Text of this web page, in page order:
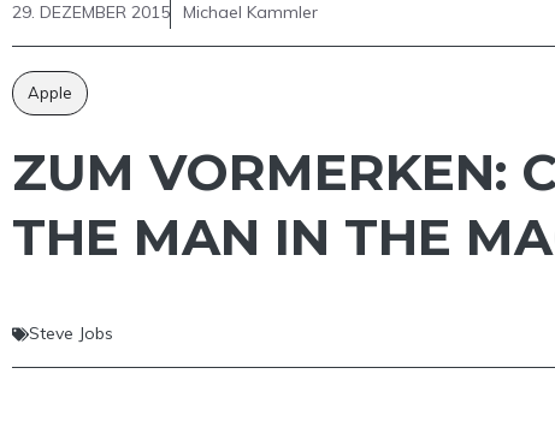
29. DEZEMBER 2015 Michael Kammler
Apple
ZUM VORMERKEN:
THE MAN IN THE
Steve Jobs